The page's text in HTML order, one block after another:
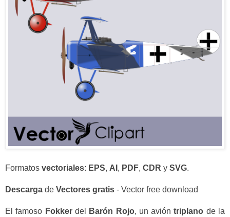
Formatos vectoriales: EPS, AI , PDF, CDR y SVG.
Descarga de Vectores gratis - Vector free download
El famoso Fokkerdel Barón Rojo, un avióntriplano de la